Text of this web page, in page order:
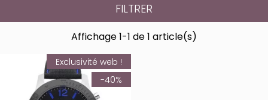
FILTRER
Affichage 1-1 de 1 article(s)
Exclusivité web !
-40%